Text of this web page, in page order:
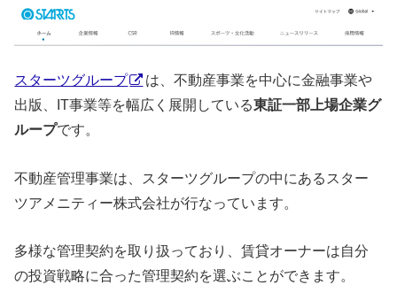
スターツグループ
は、不動産事業を中心に金融事業や
出版、IT事業等を幅広く展開している東証一部上場企業グ
ループです。
不動産管理事業は、スターツグループの中にあるスター
ツアメニティー株式会社が行なっています。
多様な管理契約を取り扱っており、賃貸オーナーは自分
の投資戦略に合った管理契約を選ぶことができます。